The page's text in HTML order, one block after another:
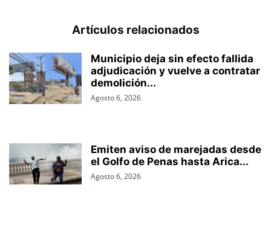
Artículos relacionados
Municipio deja sin efecto fallida
adjudicación y vuelve a contratar
demolición...
Agosto 6, 2026
Emiten aviso de marejadas desde
el Golfo de Penas hasta Arica...
Agosto 6, 2026